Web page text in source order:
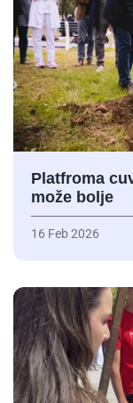
Platfroma
može bolje
16 Feb 2026